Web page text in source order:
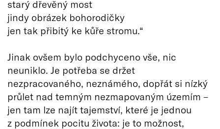
starý dřevěný most
jindy obrázek bohorodičky
jen tak přibitý ke kůře stromu.“
Jinak ovšem bylo podchyceno vše, nic
neuniklo. Je potřeba se držet
nezpracovaného, neznámého, dopřát si nízký
průlet nad temným nezmapovaným územím –
jen tam lze najít tajemství, které je jednou
z podmínek pocitu života: je to možnost,